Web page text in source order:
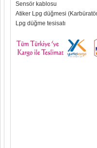
Sensör kablosu
Atiker Lpg düğmesi
Lpg düğme tesisatı